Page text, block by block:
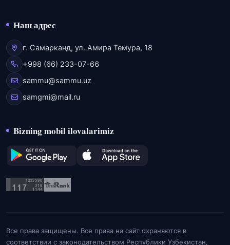
Наш адрес
г. Самарканд, ул. Амира Темура, 18
+998 (66) 233-07-66
sammu@sammu.uz
samgmi@mail.ru
Bizning mobil ilovalarimiz
Все права защищены. Все права на сайт охраняются в
соответствии с законодательством Республики Узбекистан,